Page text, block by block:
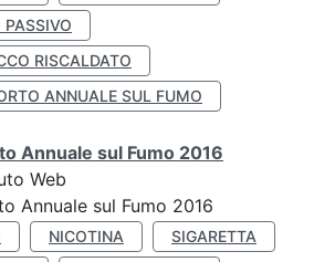
PASSIVO
RISCALDATO
ANNUALE SUL FUMO
Annuale sul Fumo 2016
Web
Annuale sul Fumo 2016
NICOTINA
SIGARETTA